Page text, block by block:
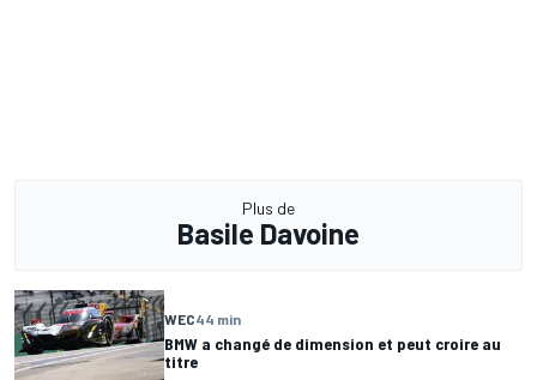
Plus de
Basile Davoine
WEC44 min
BMW a changé de dimension et peut croire au
titre